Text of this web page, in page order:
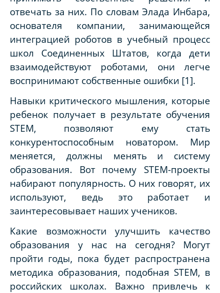
отвечать за них. По словам Элада Инбара,
основателя компании, занимающейся
интеграцией роботов в учебный процесс
школ Соединенных Штатов, когда дети
взаимодействуют роботами, они легче
воспринимают собственные ошибки [1].
Навыки критического мышления, которые
ребенок получает в результате обучения
STEM, позволяют ему стать
конкурентоспособным новатором. Мир
меняется, должны менять и систему
образования. Вот почему STEM-проекты
набирают популярность. О них говорят, их
используют, ведь это работает и
заинтересовывает наших учеников.
Какие возможности улучшить качество
образования у нас на сегодня? Могут
пройти годы, пока будет распространена
методика образования, подобная STEM, в
российских школах. Важно привлечь к